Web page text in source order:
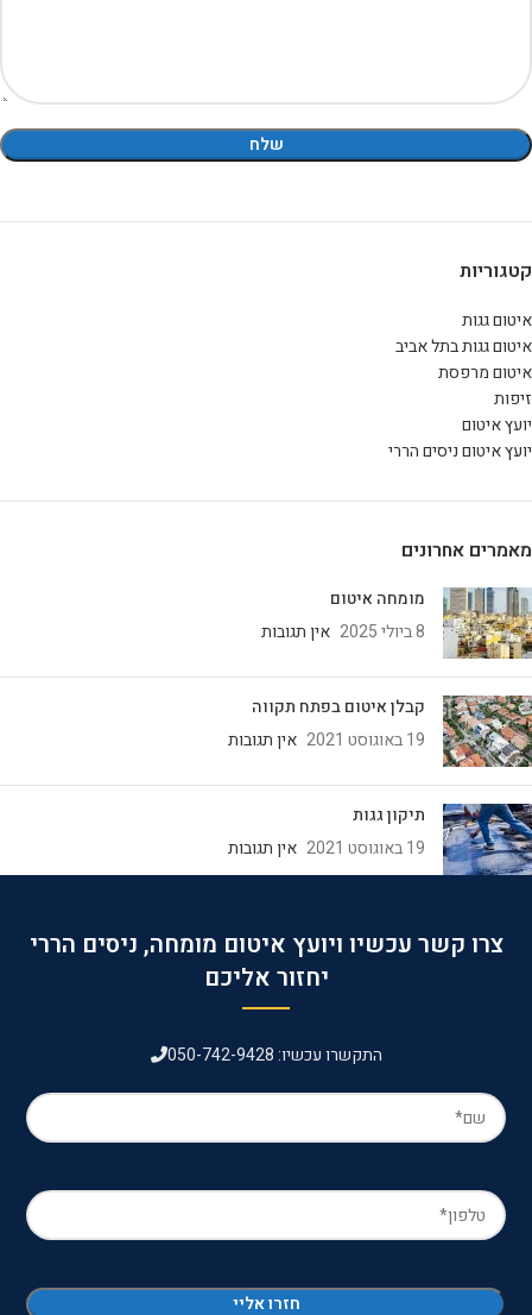
קטגוריות
איטום גגות
איטום גגות בתל אביב
איטום מרפסת
זיפות
יועץ איטום
יועץ איטום ניסים הררי
מאמרים אחרונים
מומחה איטום
8 ביולי 2025
אין תגובות
קבלן איטום בפתח תקווה
19 באוגוסט 2021
אין תגובות
תיקון גגות
19 באוגוסט 2021
אין תגובות
צרו קשר עכשיו ויועץ איטום מומחה, ניסים הררי
יחזור אליכם
התקשרו עכשיו: 050-742-9428